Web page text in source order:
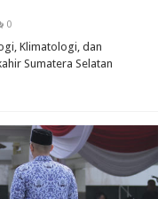
0
Klimatologi, dan
Sumatera Selatan